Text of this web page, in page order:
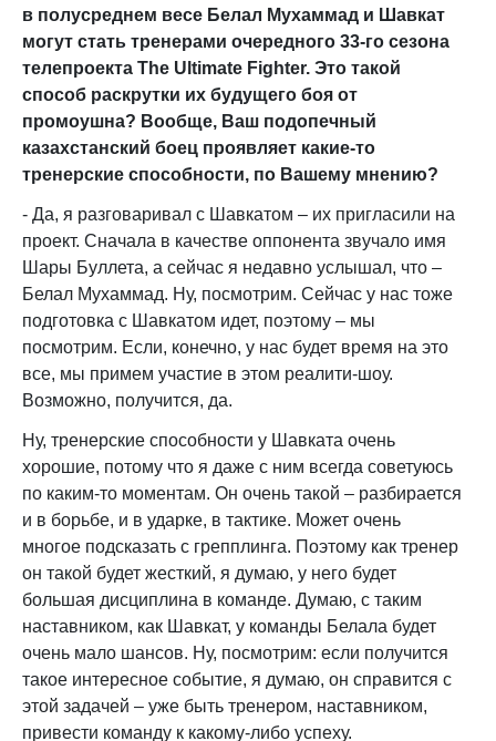
в полусреднем весе Белал Мухаммад и Шавкат
могут стать тренерами очередного 33-го сезона
телепроекта The Ultimate Fighter. Это такой
способ раскрутки их будущего боя от
промоушна? Вообще, Ваш подопечный
казахстанский боец проявляет какие-то
тренерские способности, по Вашему мнению?
- Да, я разговаривал с Шавкатом – их пригласили на
проект. Сначала в качестве оппонента звучало имя
Шары Буллета, а сейчас я недавно услышал, что –
Белал Мухаммад. Ну, посмотрим. Сейчас у нас тоже
подготовка с Шавкатом идет, поэтому – мы
посмотрим. Если, конечно, у нас будет время на это
все, мы примем участие в этом реалити-шоу.
Возможно, получится, да.
Ну, тренерские способности у Шавката очень
хорошие, потому что я даже с ним всегда советуюсь
по каким-то моментам. Он очень такой – разбирается
и в борьбе, и в ударке, в тактике. Может очень
многое подсказать с грепплинга. Поэтому как тренер
он такой будет жесткий, я думаю, у него будет
большая дисциплина в команде. Думаю, с таким
наставником, как Шавкат, у команды Белала будет
очень мало шансов. Ну, посмотрим: если получится
такое интересное событие, я думаю, он справится с
этой задачей – уже быть тренером, наставником,
привести команду к какому-либо успеху.